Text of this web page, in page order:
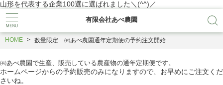
山形を代表する企業100選に選ばれました＼(^^)／
有限会社あべ農園
HOME 数量限定 ㈲あべ農園通年定期便の予約注文開始
㈲あべ農園で生産、販売している農産物の通年定期便です。
ホームページからの予約販売のみになりますので、お早めにご注文くだ
さいね。